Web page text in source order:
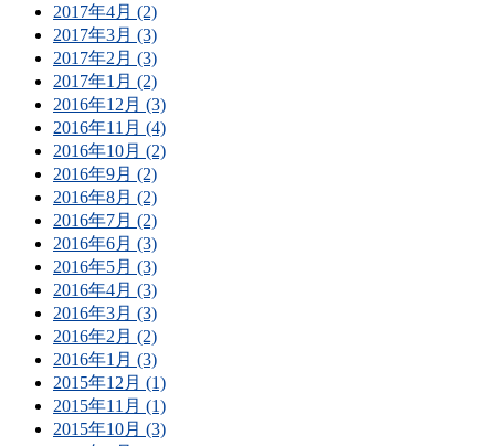
2017年4月 (2)
2017年3月 (3)
2017年2月 (3)
2017年1月 (2)
2016年12月 (3)
2016年11月 (4)
2016年10月 (2)
2016年9月 (2)
2016年8月 (2)
2016年7月 (2)
2016年6月 (3)
2016年5月 (3)
2016年4月 (3)
2016年3月 (3)
2016年2月 (2)
2016年1月 (3)
2015年12月 (1)
2015年11月 (1)
2015年10月 (3)